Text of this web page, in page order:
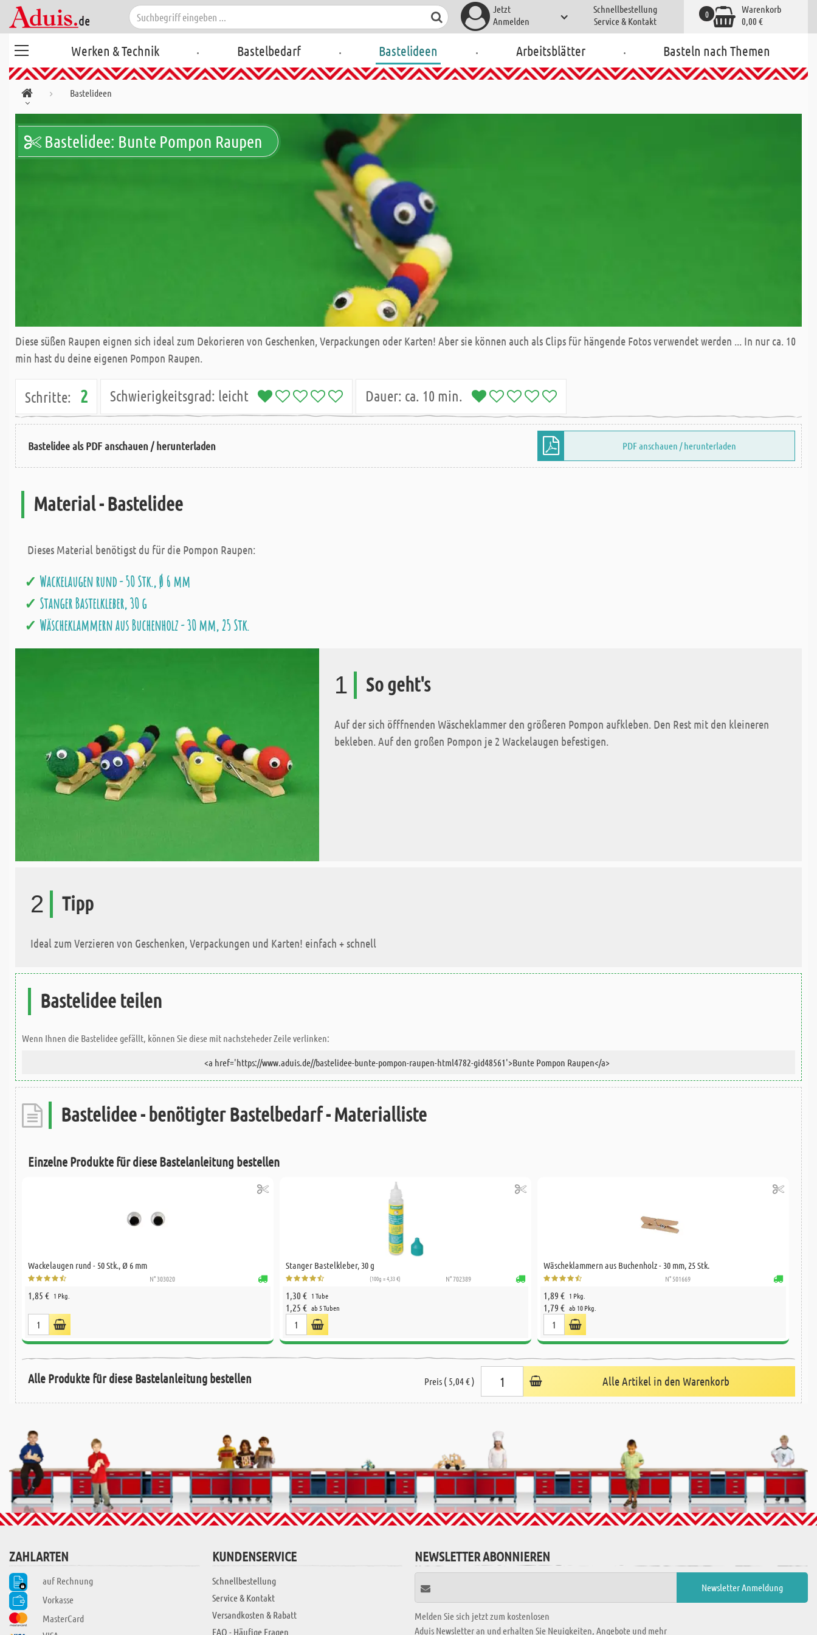
Jetzt
Anmelden
Schnellbestellung
Service & Kontakt
Warenkorb
0,00 €
0
Werken & Technik . Bastelbedarf . Bastelideen . Arbeitsblätter . Basteln nach Themen
Bastelideen
Bastelidee: Bunte Pompon Raupen
Diese süßen Raupen eignen sich ideal zum Dekorieren von Geschenken, Verpackungen oder Karten! Aber sie können auch als Clips für hängende Fotos verwendet werden ... In nur ca. 10
min hast du deine eigenen Pompon Raupen.
Schritte: 2 Schwierigkeitsgrad: leicht Dauer: ca. 10 min.
Bastelidee als PDF anschauen / herunterladen PDF anschauen / herunterladen
Material - Bastelidee
Dieses Material benötigst du für die Pompon Raupen:
Wackelaugen rund - 50 Stk., Ø 6 mm
Stanger Bastelkleber, 30 g
Wäscheklammern aus Buchenholz - 30 mm, 25 Stk.
1 So geht's
Auf der sich öfffnenden Wäscheklammer den größeren Pompon aufkleben. Den Rest mit den kleineren
bekleben. Auf den großen Pompon je 2 Wackelaugen befestigen.
2 Tipp
Ideal zum Verzieren von Geschenken, Verpackungen und Karten! einfach + schnell
Bastelidee teilen
Wenn Ihnen die Bastelidee gefällt, können Sie diese mit nachsteheder Zeile verlinken:
Bastelidee - benötigter Bastelbedarf - Materialliste
Einzelne Produkte für diese Bastelanleitung bestellen
Wackelaugen rund - 50 Stk., Ø 6 mm
N° 303020
1,85 € 1 Pkg.
Stanger Bastelkleber, 30 g
(100g = 4,33 €) N° 702389
1,30 € 1 Tube
1,25 € ab 5 Tuben
Wäscheklammern aus Buchenholz - 30 mm, 25 Stk.
N° 501669
1,89 € 1 Pkg.
1,79 € ab 10 Pkg.
Alle Produkte für diese Bastelanleitung bestellen Preis ( 5,04 € ) Alle Artikel in den Warenkorb
ZAHLARTEN
auf Rechnung
Vorkasse
MasterCard
KUNDENSERVICE
Schnellbestellung
Service & Kontakt
Versandkosten & Rabatt
FAQ - Häufige Fragen
NEWSLETTER ABONNIEREN
Melden Sie sich jetzt zum kostenlosen
Aduis Newsletter an und erhalten Sie Neuigkeiten, Angebote und mehr